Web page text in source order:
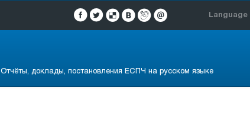
Language |
Отчёты, доклады, постановления ЕСПЧ на русском языке